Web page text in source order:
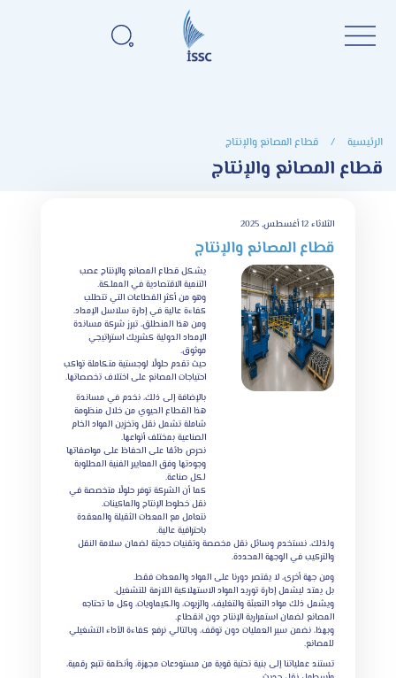
الرئيسية / قطاع المصانع والإنتاج
قطاع المصانع والإنتاج
الثلاثاء 12 أغسطس, 2025
قطاع المصانع والإنتاج
يشكل قطاع المصانع والإنتاج عصب
التنمية الاقتصادية في المملكة.
وهو من أكثر القطاعات التي تتطلب
كفاءة عالية في إدارة سلاسل الإمداد.
ومن هذا المنطلق، تبرز شركة مساندة
الإمداد الدولية كشريك استراتيجي
موثوق.
حيث تقدم حلولًا لوجستية متكاملة تواكب
احتياجات المصانع على اختلاف تخصصاتها.
بالإضافة إلى ذلك، نخدم في مساندة
هذا القطاع الحيوي من خلال منظومة
شاملة تشمل نقل وتخزين المواد الخام
الصناعية بمختلف أنواعها.
نحرص دائمًا على الحفاظ على مواصفاتها
وجودتها وفق المعايير الفنية المطلوبة
لكل صناعة.
كما أن الشركة توفر حلولًا متخصصة في
نقل خطوط الإنتاج والماكينات.
نتعامل مع المعدات الثقيلة والمعقدة
باحترافية عالية.
ولذلك، نستخدم وسائل نقل مخصصة وتقنيات حديثة لضمان سلامة النقل
والتركيب في الوجهة المحددة.
ومن جهة أخرى، لا يقتصر دورنا على المواد والمعدات فقط.
بل يمتد ليشمل إدارة توريد المواد الاستهلاكية اللازمة للتشغيل.
ويشمل ذلك مواد التعبئة والتغليف، والزيوت، والكيماويات، وكل ما تحتاجه
المصانع لضمان استمرارية الإنتاج دون انقطاع.
وبهذا، نضمن سير العمليات دون توقف، وبالتالي نرفع كفاءة الأداء التشغيلي
للمصانع.
تستند عملياتنا إلى بنية تحتية قوية من مستودعات مجهزة، وأنظمة تتبع رقمية،